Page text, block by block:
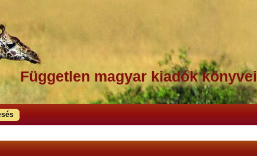
Független magyar kiadók könyvei